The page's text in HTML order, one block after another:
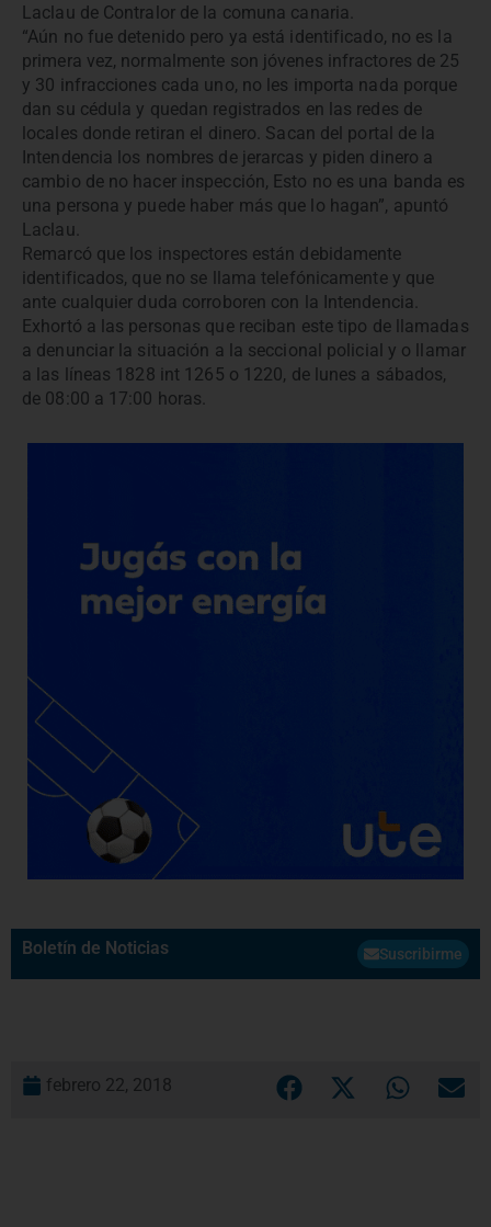
Laclau de Contralor de la comuna canaria.
“Aún no fue detenido pero ya está identificado, no es la
primera vez, normalmente son jóvenes infractores de 25
y 30 infracciones cada uno, no les importa nada porque
dan su cédula y quedan registrados en las redes de
locales donde retiran el dinero. Sacan del portal de la
Intendencia los nombres de jerarcas y piden dinero a
cambio de no hacer inspección, Esto no es una banda es
una persona y puede haber más que lo hagan”, apuntó
Laclau.
Remarcó que los inspectores están debidamente
identificados, que no se llama telefónicamente y que
ante cualquier duda corroboren con la Intendencia.
Exhortó a las personas que reciban este tipo de llamadas
a denunciar la situación a la seccional policial y o llamar
a las líneas 1828 int 1265 o 1220, de lunes a sábados,
de 08:00 a 17:00 horas.
Boletín de Noticias Suscribirme
febrero 22, 2018